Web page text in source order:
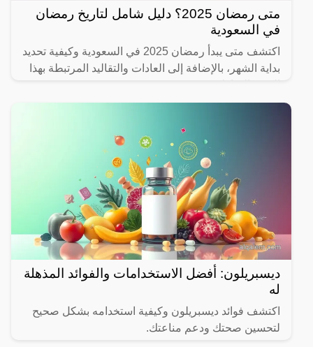
متى رمضان 2025؟ دليل شامل لتاريخ رمضان
في السعودية
اكتشف متى يبدأ رمضان 2025 في السعودية وكيفية تحديد
بداية الشهر، بالإضافة إلى العادات والتقاليد المرتبطة بهذا
ديسبريلون: أفضل الاستخدامات والفوائد المذهلة
له
اكتشف فوائد ديسبريلون وكيفية استخدامه بشكل صحيح
لتحسين صحتك ودعم مناعتك.